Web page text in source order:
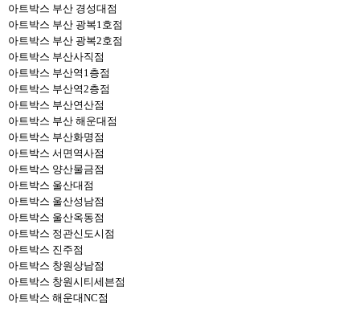
아트박스 부산 경성대점
아트박스 부산 광복1호점
아트박스 부산 광복2호점
아트박스 부산사직점
아트박스 부산역1층점
아트박스 부산역2층점
아트박스 부산연산점
아트박스 부산 해운대점
아트박스 부산화명점
아트박스 서면역사점
아트박스 양산물금점
아트박스 울산대점
아트박스 울산성남점
아트박스 울산옥동점
아트박스 정관신도시점
아트박스 진주점
아트박스 창원상남점
아트박스 창원시티세븐점
아트박스 해운대NC점